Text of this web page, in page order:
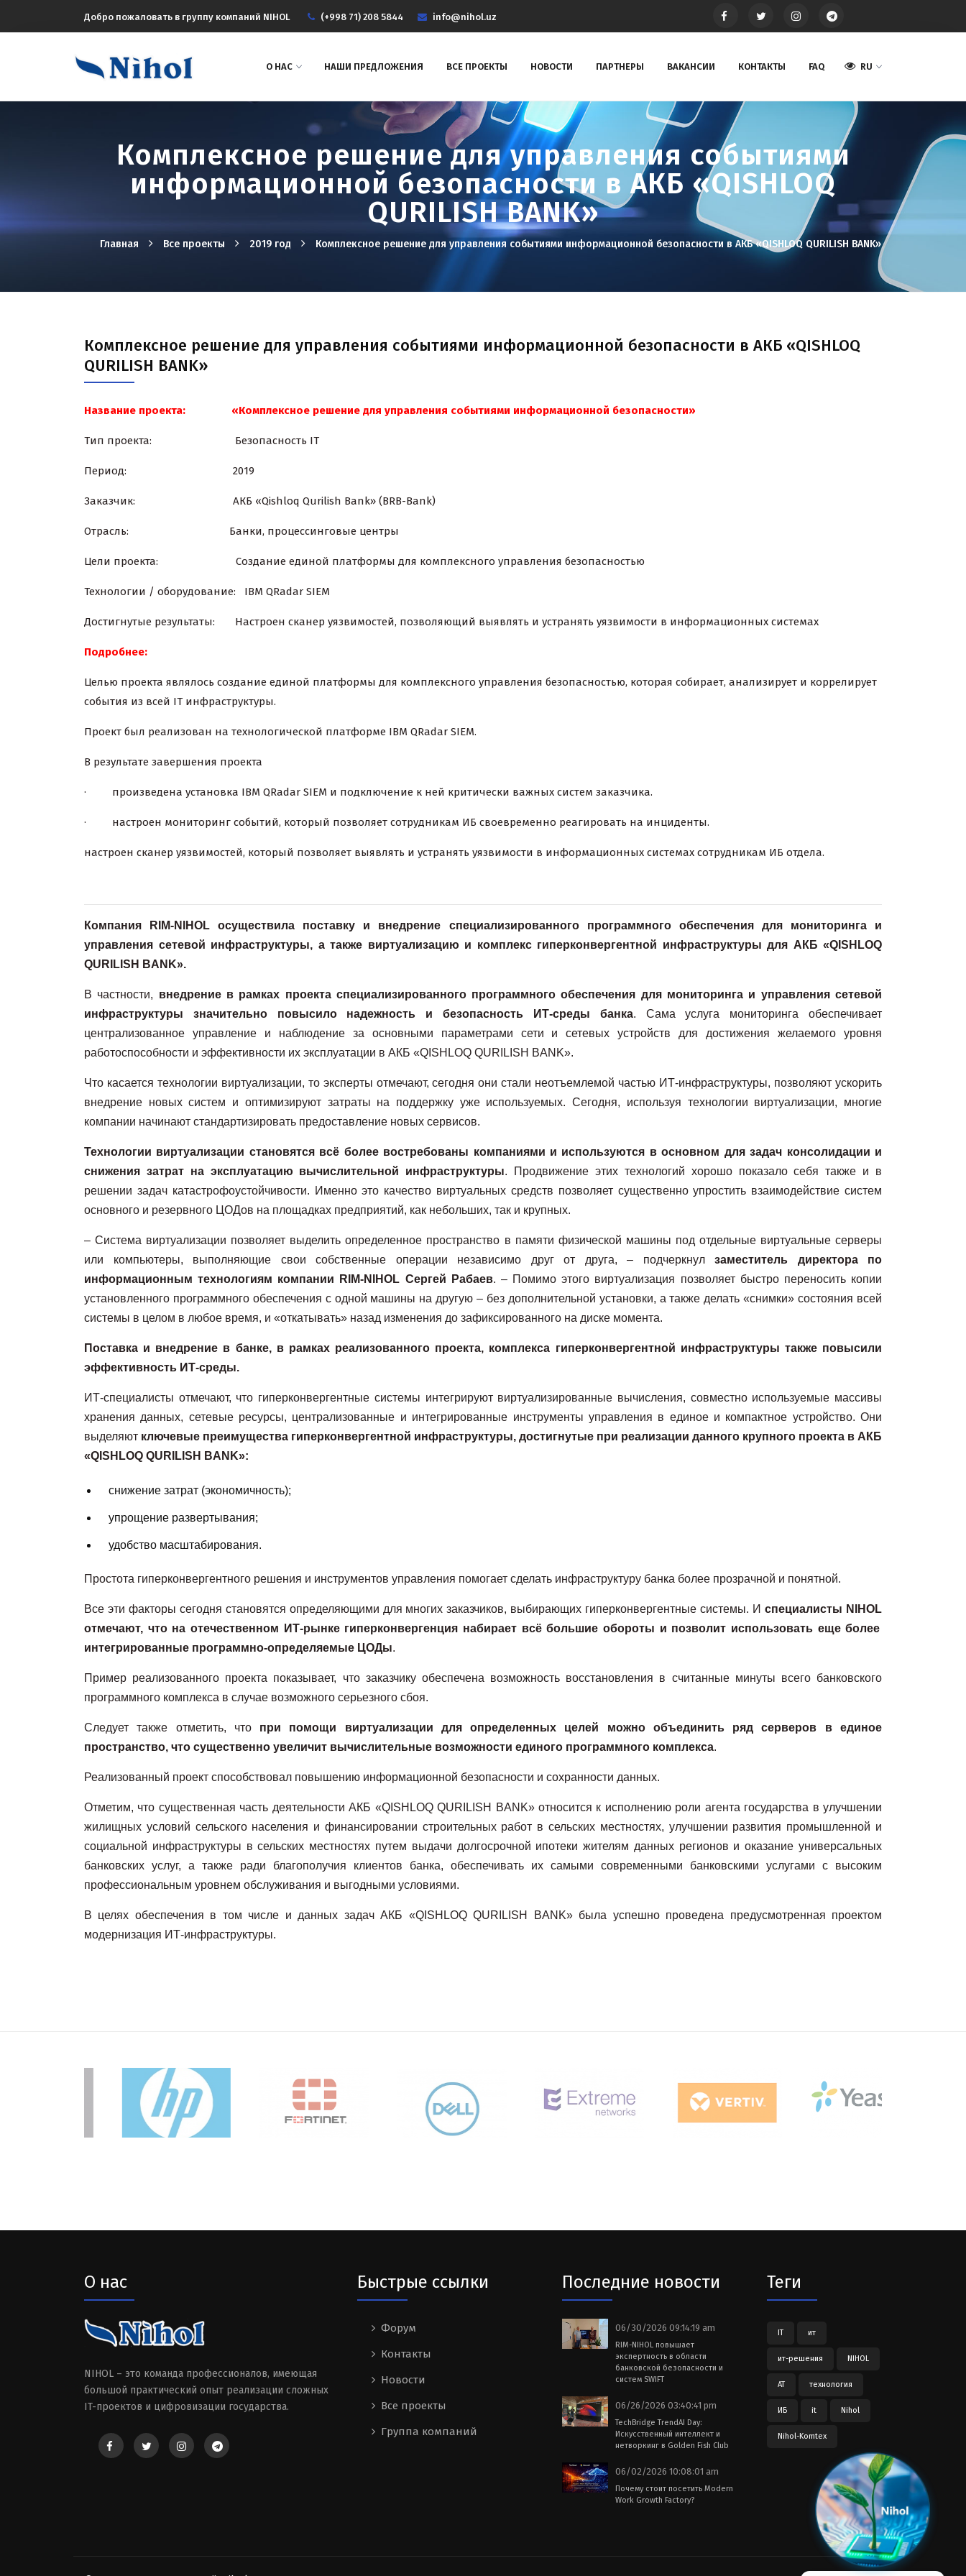
Добро пожаловать в группу компаний NIHOL (+998 71) 208 5844 info@nihol.uz
О НАС НАШИ ПРЕДЛОЖЕНИЯ ВСЕ ПРОЕКТЫ НОВОСТИ ПАРТНЕРЫ ВАКАНСИИ КОНТАКТЫ FAQ RU
Комплексное решение для управления событиями
информационной безопасности в АКБ «QISHLOQ
QURILISH BANK»
Главная Все проекты 2019 год Комплексное решение для управления событиями информационной безопасности в АКБ «QISHLOQ QURILISH BANK»
Комплексное решение для управления событиями информационной безопасности в АКБ «QISHLOQ
QURILISH BANK»
Название проекта: «Комплексное решение для управления событиями информационной безопасности»
Тип проекта: Безопасность IT
Период: 2019
Заказчик: АКБ «Qishloq Qurilish Bank» (BRB-Bank)
Отрасль: Банки, процессинговые центры
Цели проекта: Создание единой платформы для комплексного управления безопасностью
Технологии / оборудование: IBM QRadar SIEM
Достигнутые результаты: Настроен сканер уязвимостей, позволяющий выявлять и устранять уязвимости в информационных системах
Подробнее:
Целью проекта являлось создание единой платформы для комплексного управления безопасностью, которая собирает, анализирует и коррелирует
события из всей IT инфраструктуры.
Проект был реализован на технологической платформе IBM QRadar SIEM.
В результате завершения проекта
· произведена установка IBM QRadar SIEM и подключение к ней критически важных систем заказчика.
· настроен мониторинг событий, который позволяет сотрудникам ИБ своевременно реагировать на инциденты.
настроен сканер уязвимостей, который позволяет выявлять и устранять уязвимости в информационных системах сотрудникам ИБ отдела.
Компания RIM-NIHOL осуществила поставку и внедрение специализированного программного обеспечения для мониторинга и
управления сетевой инфраструктуры, а также виртуализацию и комплекс гиперконвергентной инфраструктуры для АКБ «QISHLOQ
QURILISH BANK».
В частности, внедрение в рамках проекта специализированного программного обеспечения для мониторинга и управления сетевой
инфраструктуры значительно повысило надежность и безопасность ИТ-среды банка. Сама услуга мониторинга обеспечивает
централизованное управление и наблюдение за основными параметрами сети и сетевых устройств для достижения желаемого уровня
работоспособности и эффективности их эксплуатации в АКБ «QISHLOQ QURILISH BANK».
Что касается технологии виртуализации, то эксперты отмечают, сегодня они стали неотъемлемой частью ИТ-инфраструктуры, позволяют ускорить
внедрение новых систем и оптимизируют затраты на поддержку уже используемых. Сегодня, используя технологии виртуализации, многие
компании начинают стандартизировать предоставление новых сервисов.
Технологии виртуализации становятся всё более востребованы компаниями и используются в основном для задач консолидации и
снижения затрат на эксплуатацию вычислительной инфраструктуры. Продвижение этих технологий хорошо показало себя также и в
решении задач катастрофоустойчивости. Именно это качество виртуальных средств позволяет существенно упростить взаимодействие систем
основного и резервного ЦОДов на площадках предприятий, как небольших, так и крупных.
– Система виртуализации позволяет выделить определенное пространство в памяти физической машины под отдельные виртуальные серверы
или компьютеры, выполняющие свои собственные операции независимо друг от друга, – подчеркнул заместитель директора по
информационным технологиям компании
RIM-NIHOL Сергей Рабаев. – Помимо этого виртуализация позволяет быстро переносить копии
установленного программного обеспечения с одной машины на другую – без дополнительной установки, а также делать «снимки» состояния всей
системы в целом в любое время, и «откатывать» назад изменения до зафиксированного на диске момента.
Поставка и внедрение в банке, в рамках реализованного проекта, комплекса гиперконвергентной инфраструктуры также повысили
эффективность ИТ-среды.
ИТ-специалисты отмечают, что гиперконвергентные системы интегрируют виртуализированные вычисления, совместно используемые массивы
хранения данных, сетевые ресурсы, централизованные и интегрированные инструменты управления в единое и компактное устройство. Они
выделяют ключевые преимущества гиперконвергентной инфраструктуры, достигнутые при реализации данного крупного проекта в АКБ
«QISHLOQ QURILISH BANK»:
снижение затрат (экономичность);
упрощение развертывания;
удобство масштабирования.
Простота гиперконвергентного решения и инструментов управления помогает сделать инфраструктуру банка более прозрачной и понятной.
Все эти факторы сегодня становятся определяющими для многих заказчиков, выбирающих гиперконвергентные системы. Испециалисты NIHOL
отмечают, что на отечественном ИТ-рынке гиперконвергенция набирает всё большие обороты и позволит использовать еще более
интегрированные программно-определяемые ЦОДы.
Пример реализованного проекта показывает, что заказчику обеспечена возможность восстановления в считанные минуты всего банковского
программного комплекса в случае возможного серьезного сбоя.
Следует также отметить, что при помощи виртуализации для определенных целей можно объединить ряд серверов в единое
пространство, что существенно увеличит вычислительные возможности единого программного комплекса.
Реализованный проект способствовал повышению информационной безопасности и сохранности данных.
Отметим, что существенная часть деятельности АКБ «QISHLOQ QURILISH BANK» относится к исполнению роли агента государства в улучшении
жилищных условий сельского населения и финансировании строительных работ в сельских местностях, улучшении развития промышленной и
социальной инфраструктуры в сельских местностях путем выдачи долгосрочной ипотеки жителям данных регионов и оказание универсальных
банковских услуг, а также ради благополучия клиентов банка, обеспечивать их самыми современными банковскими услугами с высоким
профессиональным уровнем обслуживания и выгодными условиями.
В целях обеспечения в том числе и данных задач АКБ «QISHLOQ QURILISH BANK» была успешно проведена предусмотренная проектом
модернизация ИТ-инфраструктуры.
О нас
NIHOL – это команда профессионалов, имеющая
большой практический опыт реализации сложных
IT-проектов и цифровизации государства.
Быстрые ссылки
Форум
Контакты
Новости
Все проекты
Группа компаний
Последние новости
06/30/2026 09:14:19 am
RIM-NIHOL повышает
экспертность в области
банковской безопасности и
систем SWIFT
06/26/2026 03:40:41 pm
TechBridge TrendAI Day:
Искусственный интеллект и
нетворкинг в Golden Fish Club
06/02/2026 10:08:01 am
Почему стоит посетить Modern
Work Growth Factory?
Теги
IT ит
ит-решения NIHOL
АТ технология
ИБ it Nihol
Nihol-Komtex